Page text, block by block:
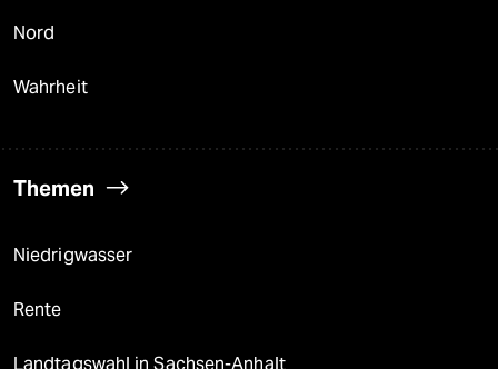
Nord
Wahrheit
Themen
Niedrigwasser
Rente
Landtagswahl in Sachsen-Anhalt